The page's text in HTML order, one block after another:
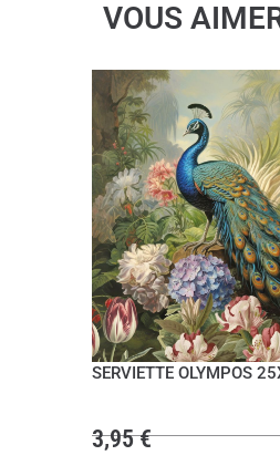
VOUS
SERVIETTE OLYMPOS
3,95€